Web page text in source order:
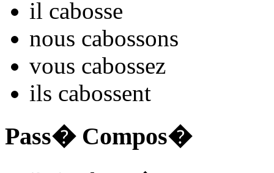
il cabosse
nous cabossons
vous cabossez
ils cabossent
Pass� Compos�